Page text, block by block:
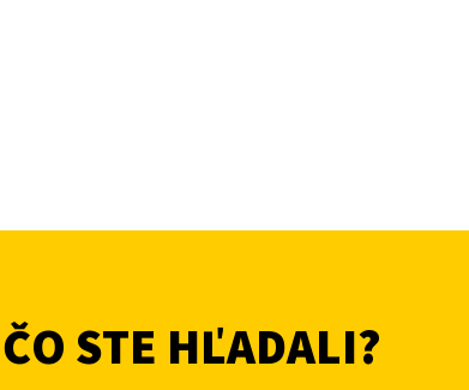
STE HĽADALI?